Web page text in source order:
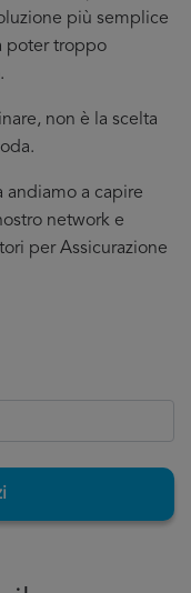
più semplice
poter troppo
non è la scelta
andiamo a capire
network e
per Assicurazione